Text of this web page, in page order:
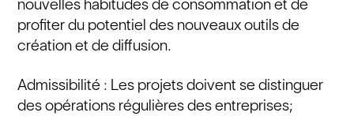
nouvelles habitudes de consommation et de
profiter du potentiel des nouveaux outils de
création et de diffusion.
Admissibilité : Les projets doivent se distinguer
des opérations régulières des entreprises;